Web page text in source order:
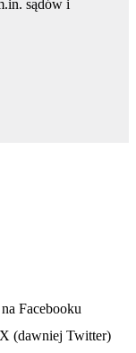
sądów i
Facebooku
(dawniej Twitter)